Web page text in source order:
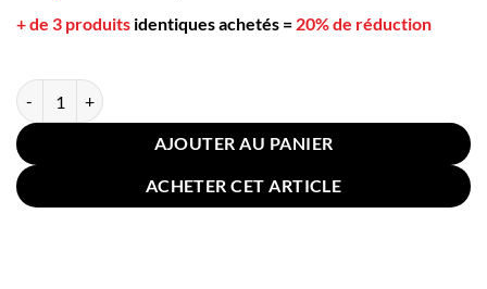
+ de 3 produits identiques achetés = 20% de réduction
quantité de Housse Coussin Sol Bohème 75x75cm Blanc Violet
AJOUTER AU PANIER
ACHETER CET ARTICLE